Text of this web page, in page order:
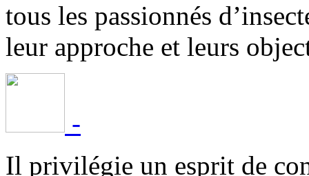
tous les passionnés
leur approche et leurs
-
Il privilégie un esprit de